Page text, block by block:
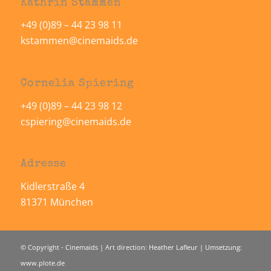
Kathrin Stammen
+49 (0)89 – 44 23 98 11
kstammen@cinemaids.de
Cornelia Spiering
+49 (0)89 – 44 23 98 12
cspiering@cinemaids.de
Adresse
Kidlerstraße 4
81371 München
© Copyright - Cinemaids | Art direction: Heather Lafleur | Umsetzung:
www.plote.de